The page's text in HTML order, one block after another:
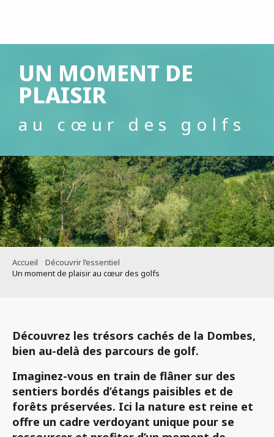
UN MOMENT DE
PLAISIR
au cœur des golfs
Accueil
Découvrir l’essentiel
Un moment de plaisir au cœur des golfs
Découvrez les trésors cachés de la Dombes,
bien au-delà des parcours de golf.
Imaginez-vous en train de flâner sur des
sentiers bordés d’étangs paisibles et de
forêts préservées. Ici la nature est reine et
offre un cadre verdoyant unique pour se